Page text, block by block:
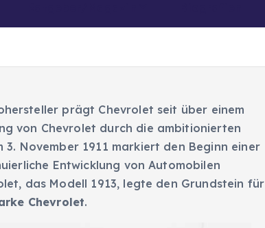
prägt Chevrolet seit über einem
von Chevrolet durch die ambitionierten
November 1911 markiert den Beginn einer
Entwicklung von Automobilen
das Modell 1913, legte den Grundstein für
Chevrolet.